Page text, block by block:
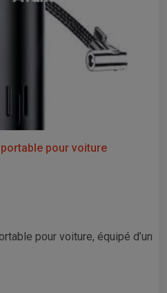
pour voiture
pour voiture, équipé d’un